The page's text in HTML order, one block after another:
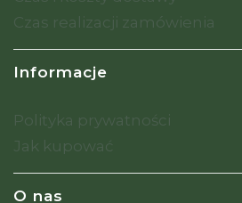
Czas realizacji zamówienia
Informacje
Polityka prywatności
Jak kupować
O nas